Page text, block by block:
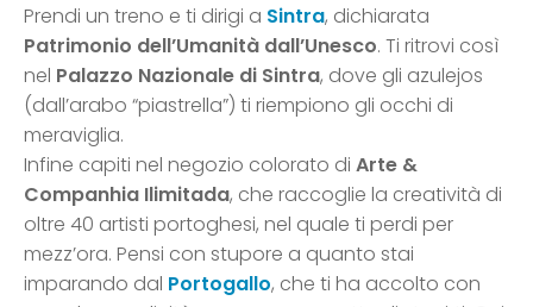
Prendi un treno e ti dirigi a Sintra, dichiarata
Patrimonio dell’Umanità dall’Unesco. Ti ritrovi così
nel Palazzo Nazionale di Sintra, dove gli azulejos
(dall’arabo “piastrella”) ti riempiono gli occhi di
meraviglia.
Infine capiti nel negozio colorato di Arte &
Companhia Ilimitada, che raccoglie la creatività di
oltre 40 artisti portoghesi, nel quale ti perdi per
mezz’ora. Pensi con stupore a quanto stai
imparando dal Portogallo, che ti ha accolto con